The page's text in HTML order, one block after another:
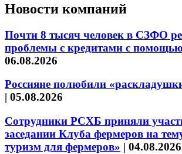
Новости компаний
Почти 8 тысяч человек в СЗФО
проблемы с кредитами с
06.08.2026
Россияне полюбили
| 05.08.2026
Сотрудники РСХБ приняли
заседании Клуба фермеров на
туризм для фермеров» | 04.08.2026